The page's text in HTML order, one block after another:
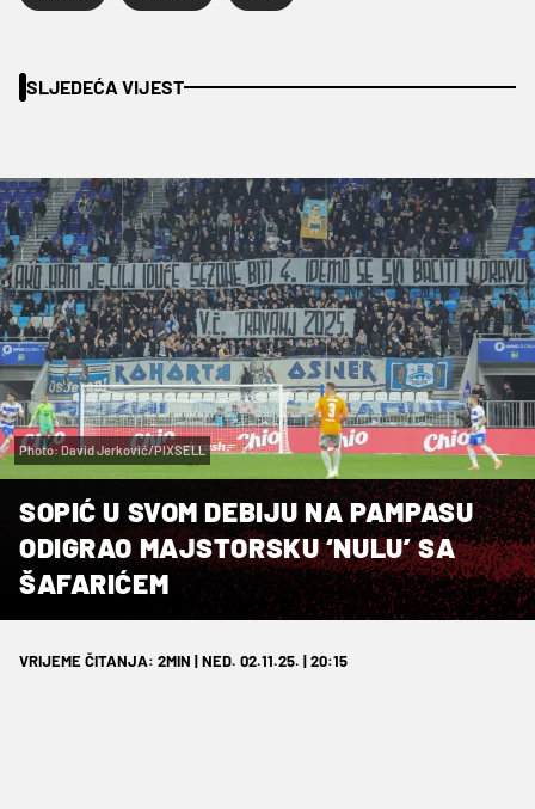
SLJEDEĆA VIJEST
Photo: David Jerković/PIXSELL
SOPIĆ U SVOM DEBIJU NA PAMPASU
ODIGRAO MAJSTORSKU ‘NULU’ SA
ŠAFARIĆEM
VRIJEME ČITANJA: 2MIN | NED. 02.11.25. | 20:15